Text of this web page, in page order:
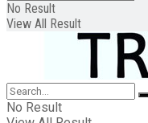
No Result
View All Result
No Result